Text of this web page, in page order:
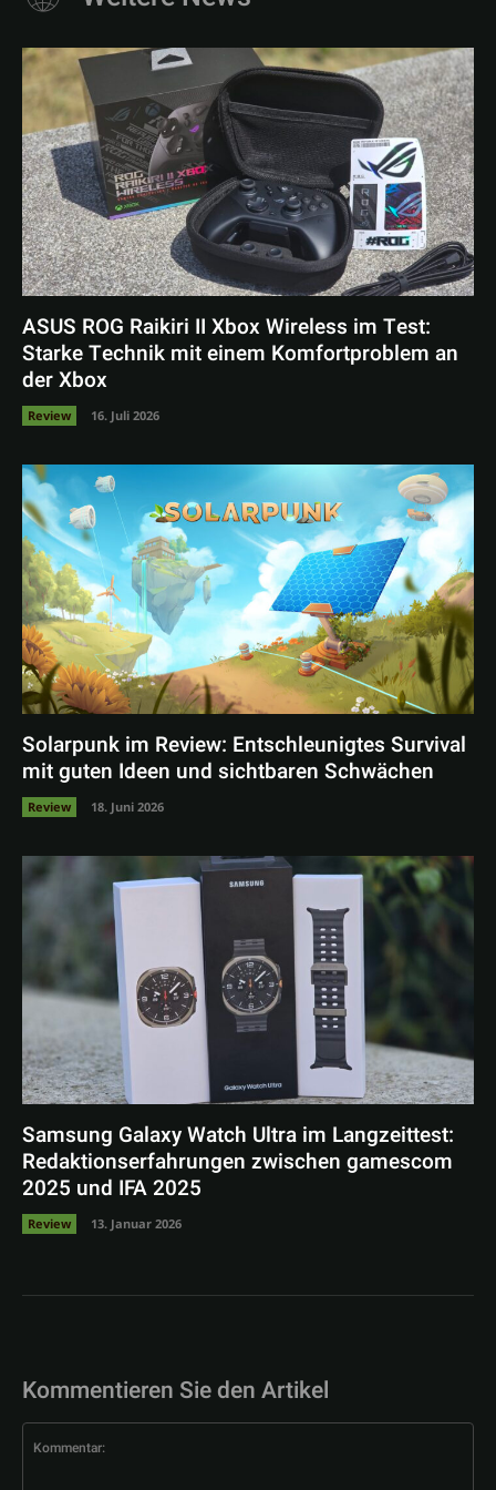
ASUS ROG Raikiri II Xbox Wireless im Test:
Starke Technik mit einem Komfortproblem an
der Xbox
Review 16. Juli 2026
Solarpunk im Review: Entschleunigtes Survival
mit guten Ideen und sichtbaren Schwächen
Review 18. Juni 2026
Samsung Galaxy Watch Ultra im Langzeittest:
Redaktionserfahrungen zwischen gamescom
2025 und IFA 2025
Review 13. Januar 2026
Kommentieren Sie den Artikel